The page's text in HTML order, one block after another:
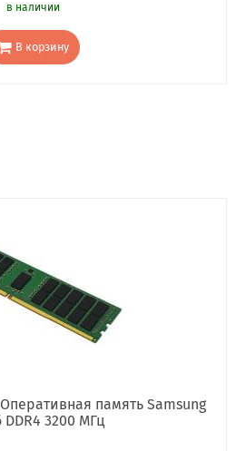
в наличии
В корзину
Оперативная память Samsung
DDR4 3200 МГц